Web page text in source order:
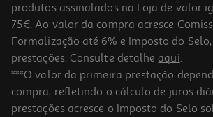
produtos assinalados na Loja de valor
75€. Ao valor da compra acresce
Formalização até 6% e Imposto do
prestações. Consulte detalhe aqui.
***O valor da primeira prestação
compra, refletindo o cálculo de juros
prestações acresce o Imposto do Selo